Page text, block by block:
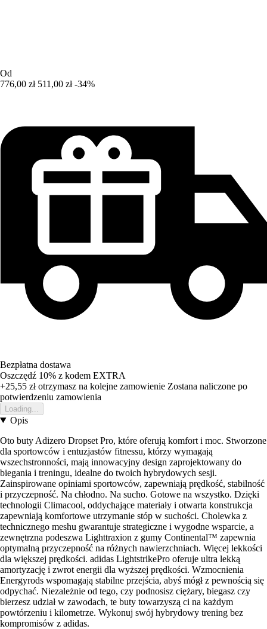
Od
776,00 zł 511,00 zł -34%
Bezpłatna dostawa
Oszczędź 10% z kodem EXTRA
+25,55 złotrzymasz na kolejne zamowienie Zostana naliczone po
potwierdzeniu zamowienia
Loading...
Opis
Oto buty Adizero Dropset Pro, które oferują komfort i moc. Stworzone
dla sportowców i entuzjastów fitnessu, którzy wymagają
wszechstronności, mają innowacyjny design zaprojektowany do
biegania i treningu, idealne do twoich hybrydowych sesji.
Zainspirowane opiniami sportowców, zapewniają prędkość, stabilność
i przyczepność. Na chłodno. Na sucho. Gotowe na wszystko. Dzięki
technologii Climacool, oddychające materiały i otwarta konstrukcja
zapewniają komfortowe utrzymanie stóp w suchości. Cholewka z
technicznego meshu gwarantuje strategiczne i wygodne wsparcie, a
zewnętrzna podeszwa Lighttraxion z gumy Continental™ zapewnia
optymalną przyczepność na różnych nawierzchniach. Więcej lekkości
dla większej prędkości. adidas LightstrikePro oferuje ultra lekką
amortyzację i zwrot energii dla wyższej prędkości. Wzmocnienia
Energyrods wspomagają stabilne przejścia, abyś mógł z pewnością się
odpychać. Niezależnie od tego, czy podnosisz ciężary, biegasz czy
bierzesz udział w zawodach, te buty towarzyszą ci na każdym
powtórzeniu i kilometrze. Wykonuj swój hybrydowy trening bez
kompromisów z adidas.